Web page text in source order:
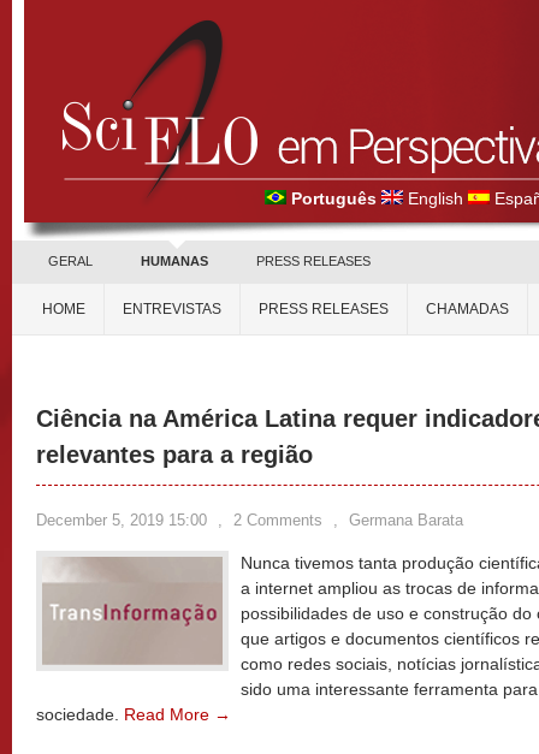
Português English
GERAL HUMANAS PRESS RELEASES
HOME ENTREVISTAS PRESS RELEASES CHAMADAS
Ciência na América Latina requer
relevantes para a região
December 5, 2019 15:00 , 2 Comments , Germana Barata
Nunca tivemos tanta produção
a internet ampliou as trocas de
possibilidades de uso e construção
que artigos e documentos científicos
como redes sociais, notícias
sido uma interessante ferramenta
sociedade. Read More →